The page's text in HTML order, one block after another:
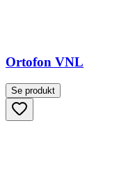
Ortofon VNL
Se produkt